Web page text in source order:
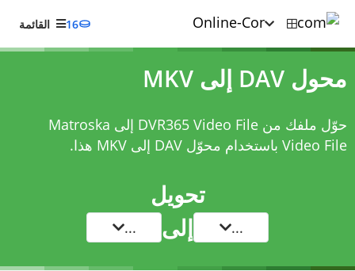
16 القائمة
محول DAV إلى MKV
حوّل ملفك من DVR365 Video File إلى Matroska
Video File باستخدام
محوّل DAV إلى MKV هذا.
تحويل
... إلى ...